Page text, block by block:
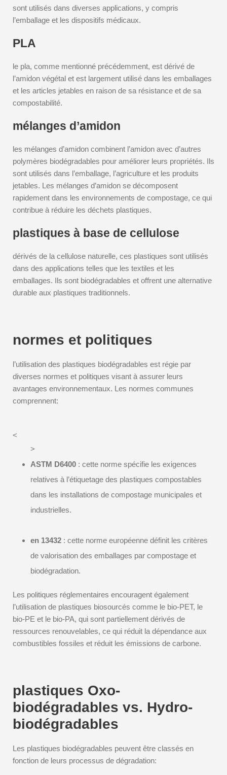
sont utilisés dans diverses applications, y compris
l’emballage et les dispositifs médicaux.
PLA
le pla, comme mentionné précédemment, est dérivé de
l’amidon végétal et est largement utilisé dans les emballages
et les articles jetables en raison de sa résistance et de sa
compostabilité.
mélanges d’amidon
les mélanges d’amidon combinent l’amidon avec d’autres
polymères biodégradables pour améliorer leurs propriétés. Ils
sont utilisés dans l’emballage, l’agriculture et les produits
jetables. Les mélanges d’amidon se décomposent
rapidement dans les environnements de compostage, ce qui
contribue à réduire les déchets plastiques.
plastiques à base de cellulose
dérivés de la cellulose naturelle, ces plastiques sont utilisés
dans des applications telles que les textiles et les
emballages. Ils sont biodégradables et offrent une alternative
durable aux plastiques traditionnels.
normes et politiques
l’utilisation des plastiques biodégradables est régie par
diverses normes et politiques visant à assurer leurs
avantages environnementaux. Les normes communes
comprennent:
<
>
ASTM D6400 : cette norme spécifie les exigences
relatives à l’étiquetage des plastiques compostables
dans les installations de compostage municipales et
industrielles.
en 13432 : cette norme européenne définit les critères
de valorisation des emballages par compostage et
biodégradation.
Les politiques réglementaires encouragent également
l’utilisation de plastiques biosourcés comme le bio-PET, le
bio-PE et le bio-PA, qui sont partiellement dérivés de
ressources renouvelables, ce qui réduit la dépendance aux
combustibles fossiles et réduit les émissions de carbone.
plastiques Oxo-
biodégradables vs. Hydro-
biodégradables
Les plastiques biodégradables peuvent être classés en
fonction de leurs processus de dégradation: